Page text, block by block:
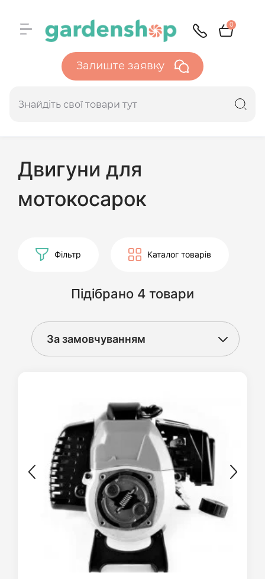
0
Залиште заявку
Двигуни для
мотокосарок
Фільтр Каталог товарів
Підібрано 4 товари